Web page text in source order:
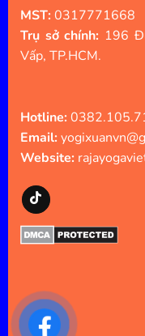
MST:0317771668
Trụ sở chính: 196
Vấp, TP.HCM.
Hotline:
Email:
Website: